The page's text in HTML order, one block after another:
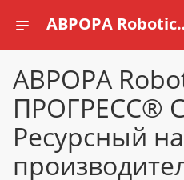
АВРОРА Robotics ПРОГРЕСС® Спорт.
АВРОРА
ПРОГРЕСС®
Ресурсный